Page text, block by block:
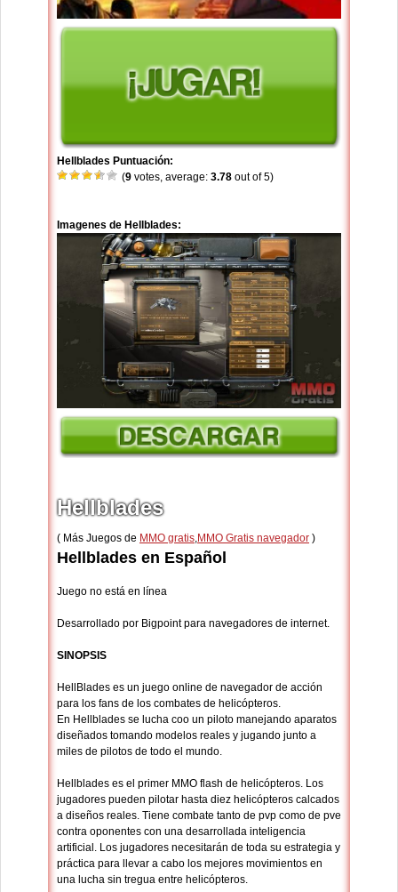
Hellblades Puntuación:
(9 votes, average: 3.78 out of 5)
Imagenes de Hellblades:
Hellblades
( Más Juegos de MMO gratis,MMO Gratis navegador )
Hellblades en Español
Juego no está en línea
Desarrollado por Bigpoint para navegadores de internet.
SINOPSIS
HellBlades es un juego online de navegador de acción
para los fans de los combates de helicópteros.
En Hellblades se lucha coo un piloto manejando aparatos
diseñados tomando modelos reales y jugando junto a
miles de pilotos de todo el mundo.
Hellblades es el primer MMO flash de helicópteros. Los
jugadores pueden pilotar hasta diez helicópteros calcados
a diseños reales. Tiene combate tanto de pvp como de pve
contra oponentes con una desarrollada inteligencia
artificial. Los jugadores necesitarán de toda su estrategia y
práctica para llevar a cabo los mejores movimientos en
una lucha sin tregua entre helicópteros.